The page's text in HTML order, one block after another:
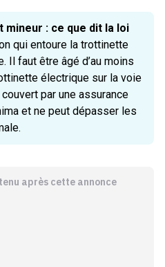
: ce que dit la loi
qui entoure la trottinette
Il faut être âgé d’au moins
électrique sur la voie
par une assurance
et ne peut dépasser les
après cette annonce